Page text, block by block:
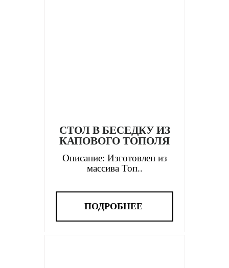
СТОЛ В БЕСЕДКУ ИЗ
КАПОВОГО ТОПОЛЯ
Описание: Изготовлен из
массива Топ..
ПОДРОБНЕЕ